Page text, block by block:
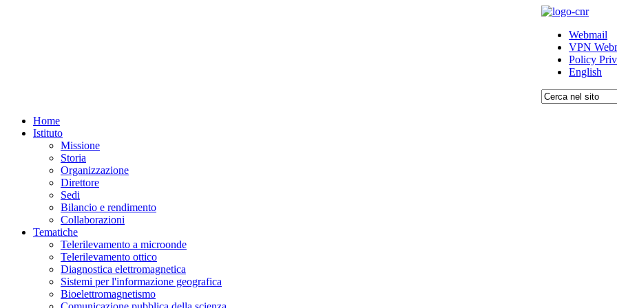
Webmail
VPN
Policy
English
Home
Istituto
Missione
Storia
Organizzazione
Direttore
Sedi
Bilancio e rendimento
Collaborazioni
Tematiche
Telerilevamento a microonde
Telerilevamento ottico
Diagnostica elettromagnetica
Sistemi per l'informazione geografica
Bioelettromagnetismo